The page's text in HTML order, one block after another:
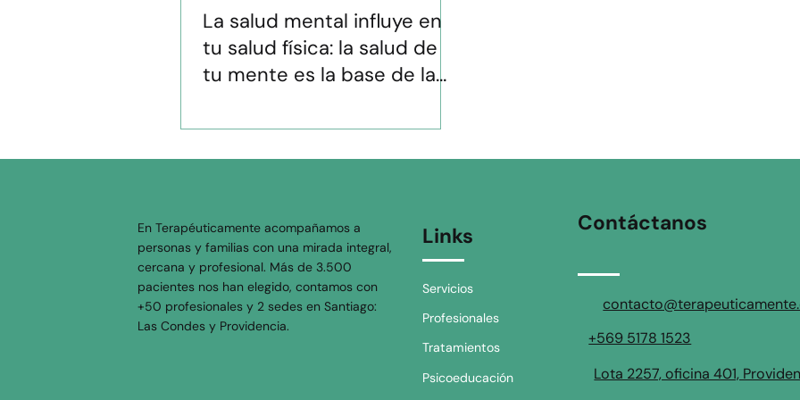
La salud mental influye en
tu salud física: la salud de
tu mente es la base de la
En Terapéuticamente acompañamos a
personas y familias con una mirada integral,
cercana y profesional. Más de 3.500
pacientes nos han elegido, contamos con
+50 profesionales y 2 sedes en Santiago:
Las Condes y Providencia.
Links
Servicios
Profesionales
Tratamientos
Psicoeducación
Contáctanos
+569 5178 1523
Lota 2257, oficina 401,